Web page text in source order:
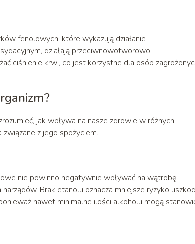
fenolowych, które wykazują działanie
działają przeciwnowotworowo i
ciśnienie krwi, co jest korzystne dla osób
jak wpływa na nasze zdrowie w różnych
z jego spożyciem.
nie powinno negatywnie wpływać na wątrobę i
Brak etanolu oznacza mniejsze ryzyko
nawet minimalne ilości alkoholu mogą